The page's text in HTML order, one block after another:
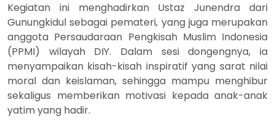
Kegiatan ini menghadirkan Ustaz Junendra dari
Gunungkidul sebagai pemateri, yang juga merupakan
anggota Persaudaraan Pengkisah Muslim Indonesia
(PPMI) wilayah DIY. Dalam sesi dongengnya, ia
menyampaikan kisah-kisah inspiratif yang sarat nilai
moral dan keislaman, sehingga mampu menghibur
sekaligus memberikan motivasi kepada anak-anak
yatim yang hadir.